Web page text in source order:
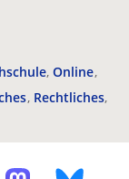
Online
Rechtliches